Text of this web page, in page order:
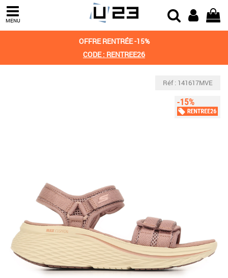
MENU
OFFRE RENTRÉE -15%
CODE : RENTREE26
Réf : 141617MVE